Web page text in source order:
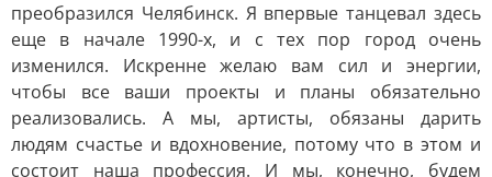
преобразился Челябинск. Я впервые танцевал здесь
еще в начале 1990-х, и с тех пор город очень
изменился. Искренне желаю вам сил и энергии,
чтобы все ваши проекты и планы обязательно
реализовались. А мы, артисты, обязаны дарить
людям счастье и вдохновение, потому что в этом и
состоит наша профессия. И мы, конечно, будем